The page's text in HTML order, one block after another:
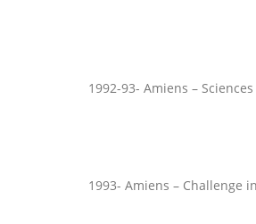
1992-93- Amiens –
1993- Amiens – Challenge